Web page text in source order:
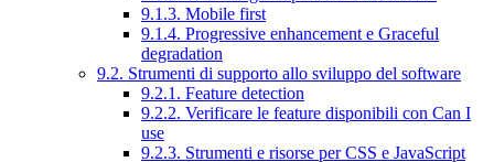
9.1.3. Mobile first
9.1.4. Progressive enhancement e Graceful
degradation
9.2. Strumenti di supporto allo sviluppo del software
9.2.1. Feature detection
9.2.2. Verificare le feature disponibili con Can I
use
9.2.3. Strumenti e risorse per CSS e JavaScript